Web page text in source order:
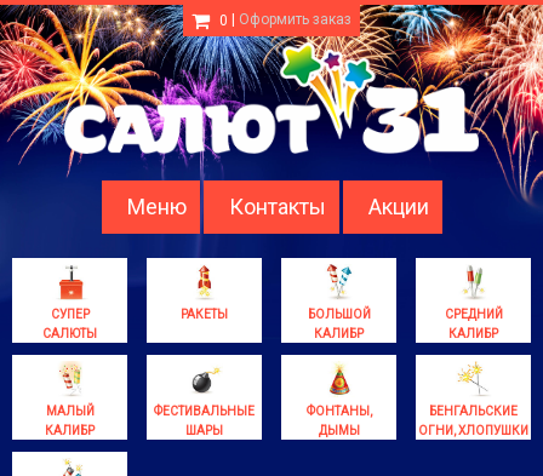
0 Оформить заказ
Меню Контакты Акции
СУПЕР
САЛЮТЫ
РАКЕТЫ
БОЛЬШОЙ
КАЛИБР
СРЕДНИЙ
КАЛИБР
МАЛЫЙ
КАЛИБР
ФЕСТИВАЛЬНЫЕ
ШАРЫ
ФОНТАНЫ,
ДЫМЫ
БЕНГАЛЬСКИЕ
ОГНИ, ХЛОПУШКИ